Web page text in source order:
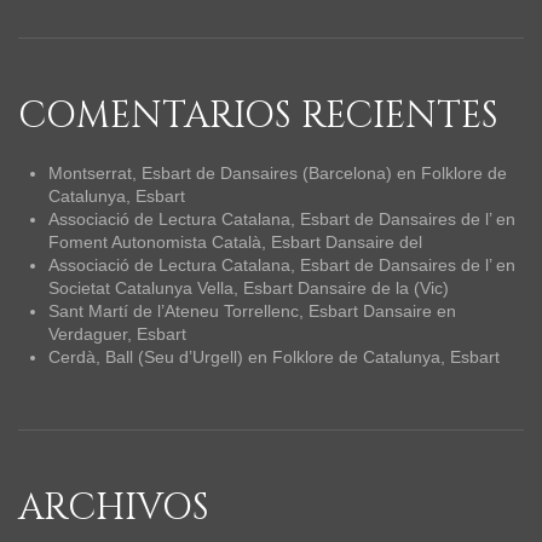
COMENTARIOS RECIENTES
Montserrat, Esbart de Dansaires (Barcelona) en Folklore de
Catalunya, Esbart
Associació de Lectura Catalana, Esbart de Dansaires de l’en
Foment Autonomista Català, Esbart Dansaire del
Associació de Lectura Catalana, Esbart de Dansaires de l’en
Societat Catalunya Vella, Esbart Dansaire de la (Vic)
Sant Martí de l’Ateneu Torrellenc, Esbart Dansaire en
Verdaguer, Esbart
Cerdà, Ball (Seu d’Urgell) en Folklore de Catalunya, Esbart
ARCHIVOS